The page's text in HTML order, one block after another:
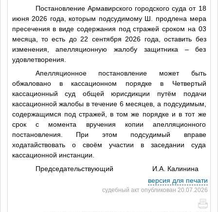
Постановление Армавирского городского суда от 18
июня 2026 года, которым подсудимому Ш.
продлена мера
пресечения в виде содержания под стражей сроком на 03
месяца, то есть до 22 сентября 2026 года, оставить без
изменения, апелляционную жалобу защитника – без
удовлетворения.
Апелляционное постановление может быть
обжаловано в кассационном порядке в Четвертый
кассационный суд общей юрисдикции путём подачи
кассационной жалобы в течение 6 месяцев, а подсудимым,
содержащимся под стражей, в том же порядке и в тот же
срок с момента вручения копии апелляционного
постановления. При этом подсудимый вправе
ходатайствовать о своём участии в заседании суда
кассационной инстанции.
Председательствующий И.А. Калинина
версия для печати
судебный акт опубликован 20.07.2026